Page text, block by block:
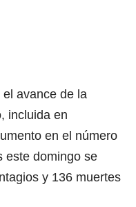
avance de la
incluida en
en el número
este domingo se
y 136 muertes